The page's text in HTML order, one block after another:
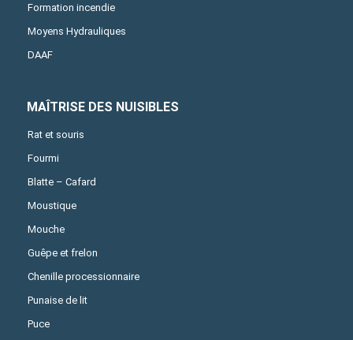
Formation incendie
Moyens Hydrauliques
DAAF
MAÎTRISE DES NUISIBLES
Rat et souris
Fourmi
Blatte – Cafard
Moustique
Mouche
Guêpe et frelon
Chenille processionnaire
Punaise de lit
Puce